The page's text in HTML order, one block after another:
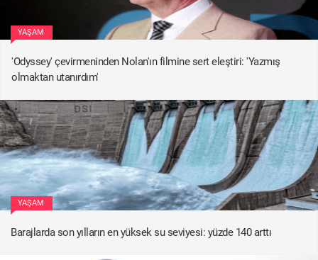
YAŞAM
'Odyssey' çevirmeninden Nolan'ın filmine sert eleştiri: 'Yazmış
olmaktan utanırdım'
YAŞAM
Barajlarda son yılların en yüksek su seviyesi: yüzde 140 arttı